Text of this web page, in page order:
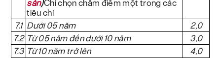
sản)Chỉ chọn chấm điểm một trong các
tiêu chí
7.1 Dưới 05 năm
2,0
7.2 Từ 05 năm đến dưới 10 năm
3,0
7.3 Từ 10 năm trở lên 4,0